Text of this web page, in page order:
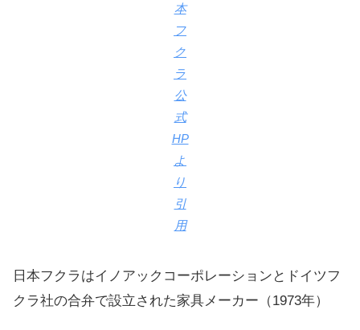
本
フ
ク
ラ
公
式
HP
よ
り
引
用
日本フクラはイノアックコーポレーションとドイツフ
クラ社の合弁で設立された家具メーカー（1973年）